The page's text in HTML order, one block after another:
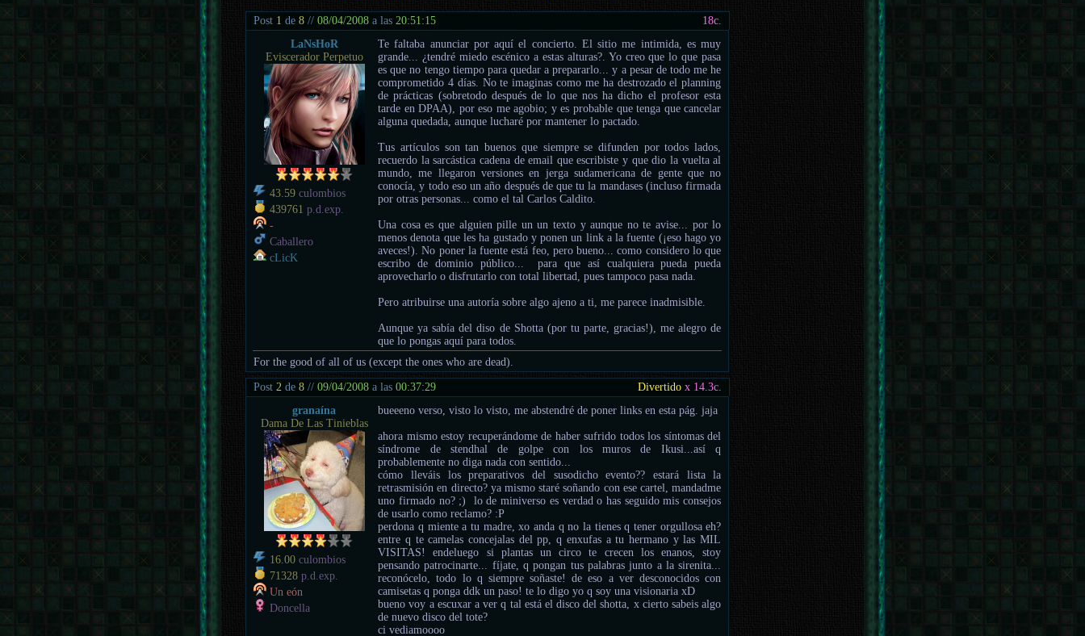
Post 1 de8 //08/04/2008 a las 20:51:15 18c.
LaNsHoR
Eviscerador Perpetuo
43.59 culombios
439761 p.d.exp.
-
Caballero
cLicK
Te faltaba anunciar por aquí el concierto. El sitio me intimida, es muy
grande... ¿tendré miedo escénico a estas alturas?. Yo creo que lo que pasa
es que no tengo tiempo para quedar a prepararlo... y a pesar de todo me he
comprometido 4 días. No te imaginas como me ha destrozado el planning
de prácticas (sobretodo después de lo que nos ha dicho el profesor esta
tarde en DPAA), por eso me agobio; y es probable que tenga que cancelar
alguna quedada, aunque lucharé por mantener lo pactado.
Tus artículos son tan buenos que siempre se difunden por todos lados,
recuerdo la sarcástica cadena de email que escribiste y que dio la vuelta al
mundo, me llegaron versiones en jerga sudamericana de gente que no
conocía, y todo eso un año después de que tu la mandases (incluso firmada
por otras personas... como el tal Carlos Caldito.
Una cosa es que alguien pille un un texto y aunque no te avise... por lo
menos denota que les ha gustado y ponen un link a la fuente (¡eso hago yo
aveces!). No poner la fuente está feo, pero bueno... como considero lo que
escribo de dominio público... para que así cualquiera pueda pueda
aprovecharlo o disfrutarlo con total libertad, pues tampoco pasa nada.
Pero atribuirse una autoría sobre algo ajeno a ti, me parece inadmisible.
Aunque ya sabía del diso de Shotta (por tu parte, gracias!), me alegro de
que lo pongas aquí para todos.
For the good of all of us (except the ones who are dead).
Post 2 de8 //09/04/2008 a las00:37:29 Divertido x 14.3c.
granaína
Dama De Las Tinieblas
16.00 culombios
71328 p.d.exp.
Un eón
Doncella
bueeeno verso, visto lo visto, me abstendré de poner links en esta pág. jaja
ahora mismo estoy recuperándome de haber sufrido todos los síntomas del
síndrome de stendhal de golpe con los muros de Ikusi...así q
probablemente no diga nada con sentido...
cómo lleváis los preparativos del susodicho evento?? estará lista la
retrasmisión en directo? ya mismo staré soñando con ese cartel, mandadme
uno firmado no? ;) lo de miniverso es verdad o has seguido mis consejos
de usarlo como reclamo? :P
perdona q miente a tu madre, xo anda q no la tienes q tener orgullosa eh?
entre q te camelas concejalas del pp, q enxufas a tu hermano y las MIL
VISITAS! endeluego si plantas un circo te crecen los enanos, stoy
pensando patrocinarte... fíjate, q pongan tus palabras junto a la sirenita...
reconócelo, todo lo q siempre soñaste! de eso a ver desconocidos con
camisetas q ponga ddk un paso! te lo digo yo q soy una visionaria xD
bueno voy a escuxar a ver q tal está el disco del shotta, x cierto sabeis algo
de nuevo disco del tote?
ci vediamoooo